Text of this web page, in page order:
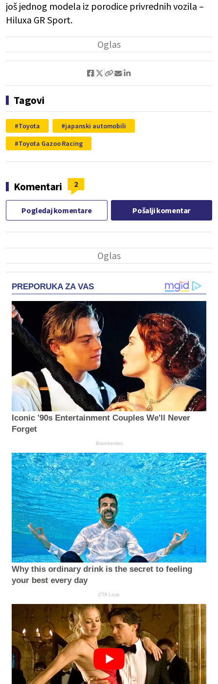
još jednog modela iz porodice privrednih vozila –
Hiluxa GR Sport.
Tagovi
Toyota
japanski automobili
Toyota Gazoo Racing
Komentari 2
Pogledaj komentare Pošalji komentar
PREPORUKA ZA VAS
Iconic '90s Entertainment Couples We'll Never
Forget
Brainberries
Why this ordinary drink is the secret to feeling
your best every day
CTA Love